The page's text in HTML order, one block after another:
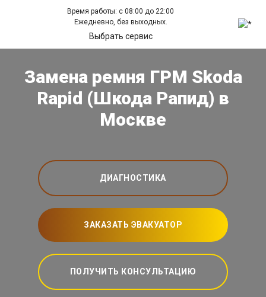
Время работы: с 08:00 до 22:00
Ежедневно, без выходных.
Выбрать сервис
Замена ремня ГРМ Skoda
Rapid (Шкода Рапид) в
Москве
ДИАГНОСТИКА
ЗАКАЗАТЬ ЭВАКУАТОР
ПОЛУЧИТЬ КОНСУЛЬТАЦИЮ